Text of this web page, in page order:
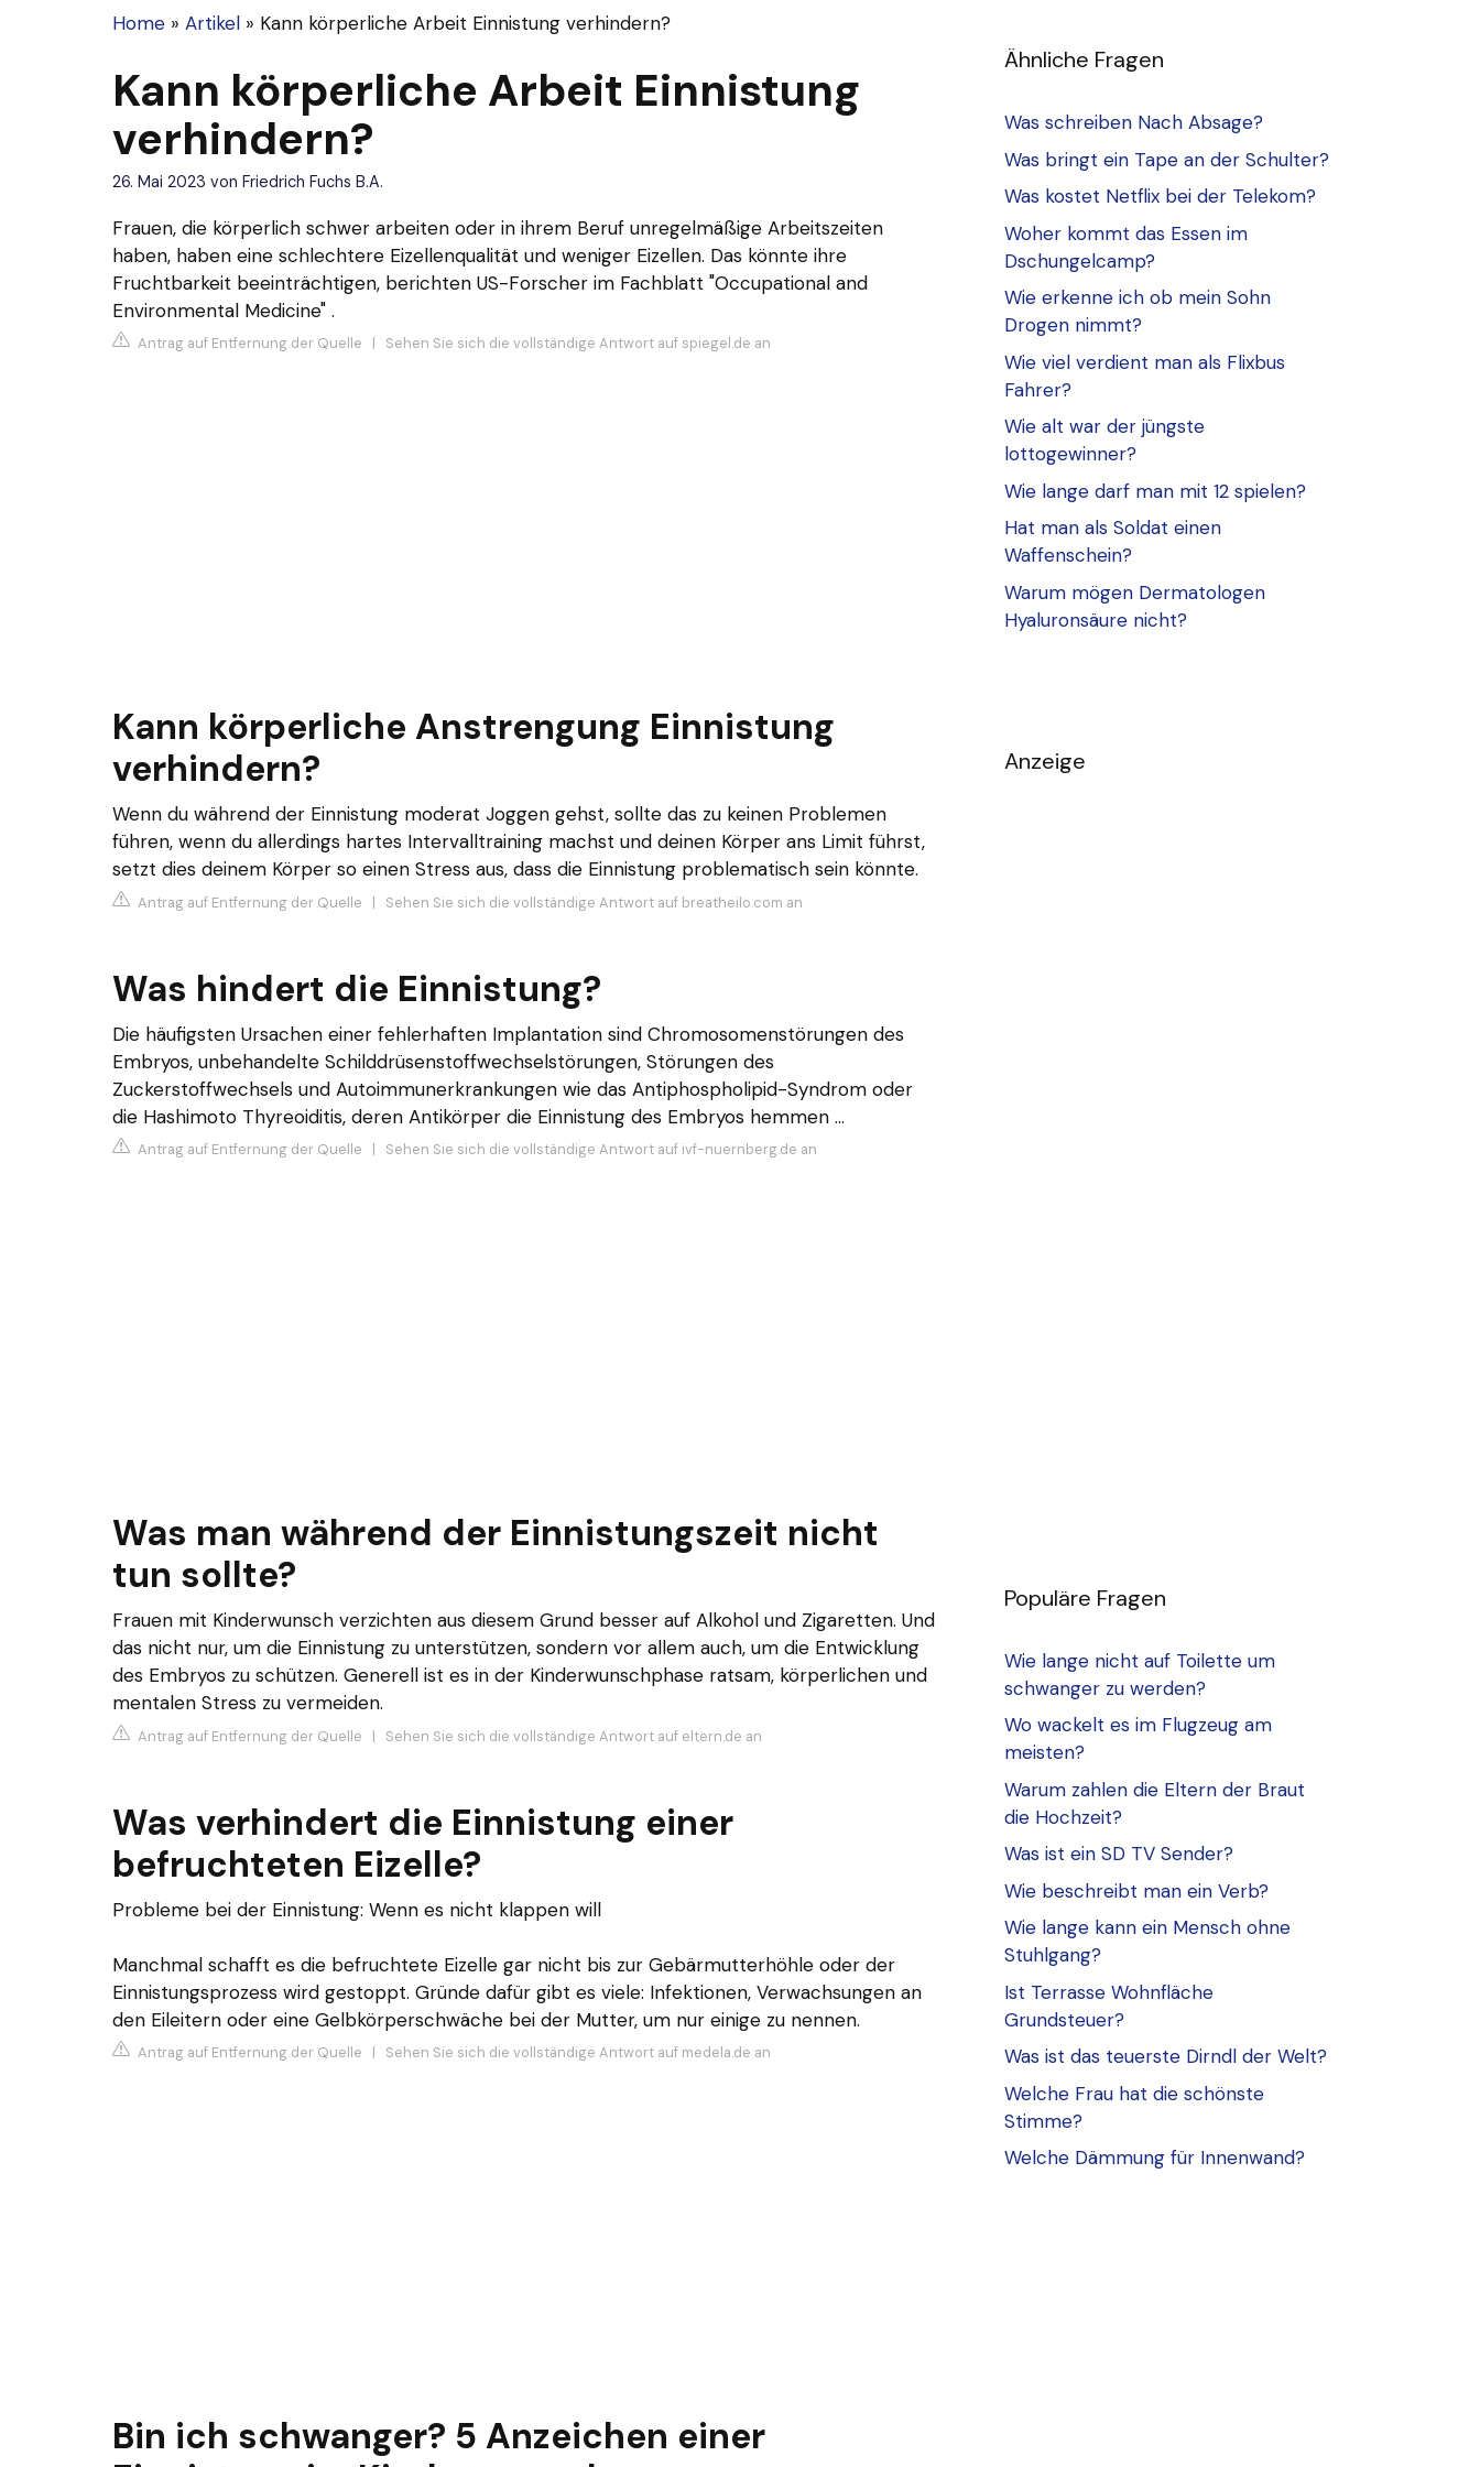
Home » Artikel » Kann körperliche Arbeit Einnistung verhindern?
Kann körperliche Arbeit Einnistung
verhindern?
26. Mai 2023 von Friedrich Fuchs B.A.
Frauen, die körperlich schwer arbeiten oder in ihrem Beruf unregelmäßige Arbeitszeiten
haben, haben eine schlechtere Eizellenqualität und weniger Eizellen. Das könnte ihre
Fruchtbarkeit beeinträchtigen, berichten US-Forscher im Fachblatt "Occupational and
Environmental Medicine" .
Antrag auf Entfernung der Quelle | Sehen Sie sich die vollständige Antwort auf spiegel.de an
Kann körperliche Anstrengung Einnistung
verhindern?
Wenn du während der Einnistung moderat Joggen gehst, sollte das zu keinen Problemen
führen, wenn du allerdings hartes Intervalltraining machst und deinen Körper ans Limit führst,
setzt dies deinem Körper so einen Stress aus, dass die Einnistung problematisch sein könnte.
Antrag auf Entfernung der Quelle | Sehen Sie sich die vollständige Antwort auf breatheilo.com an
Was hindert die Einnistung?
Die häufigsten Ursachen einer fehlerhaften Implantation sind Chromosomenstörungen des
Embryos, unbehandelte Schilddrüsenstoffwechselstörungen, Störungen des
Zuckerstoffwechsels und Autoimmunerkrankungen wie das Antiphospholipid-Syndrom oder
die Hashimoto Thyreoiditis, deren Antikörper die Einnistung des Embryos hemmen ...
Antrag auf Entfernung der Quelle | Sehen Sie sich die vollständige Antwort auf ivf-nuernberg.de an
Was man während der Einnistungszeit nicht
tun sollte?
Frauen mit Kinderwunsch verzichten aus diesem Grund besser auf Alkohol und Zigaretten. Und
das nicht nur, um die Einnistung zu unterstützen, sondern vor allem auch, um die Entwicklung
des Embryos zu schützen. Generell ist es in der Kinderwunschphase ratsam, körperlichen und
mentalen Stress zu vermeiden.
Antrag auf Entfernung der Quelle | Sehen Sie sich die vollständige Antwort auf eltern.de an
Was verhindert die Einnistung einer
befruchteten Eizelle?
Probleme bei der Einnistung: Wenn es nicht klappen will
Manchmal schafft es die befruchtete Eizelle gar nicht bis zur Gebärmutterhöhle oder der
Einnistungsprozess wird gestoppt. Gründe dafür gibt es viele: Infektionen, Verwachsungen an
den Eileitern oder eine Gelbkörperschwäche bei der Mutter, um nur einige zu nennen.
Antrag auf Entfernung der Quelle | Sehen Sie sich die vollständige Antwort auf medela.de an
Bin ich schwanger? 5 Anzeichen einer
Ähnliche Fragen
Was schreiben Nach Absage?
Was bringt ein Tape an der Schulter?
Was kostet Netflix bei der Telekom?
Woher kommt das Essen im
Dschungelcamp?
Wie erkenne ich ob mein Sohn
Drogen nimmt?
Wie viel verdient man als Flixbus
Fahrer?
Wie alt war der jüngste
lottogewinner?
Wie lange darf man mit 12 spielen?
Hat man als Soldat einen
Waffenschein?
Warum mögen Dermatologen
Hyaluronsäure nicht?
Anzeige
Populäre Fragen
Wie lange nicht auf Toilette um
schwanger zu werden?
Wo wackelt es im Flugzeug am
meisten?
Warum zahlen die Eltern der Braut
die Hochzeit?
Was ist ein SD TV Sender?
Wie beschreibt man ein Verb?
Wie lange kann ein Mensch ohne
Stuhlgang?
Ist Terrasse Wohnfläche
Grundsteuer?
Was ist das teuerste Dirndl der Welt?
Welche Frau hat die schönste
Stimme?
Welche Dämmung für Innenwand?